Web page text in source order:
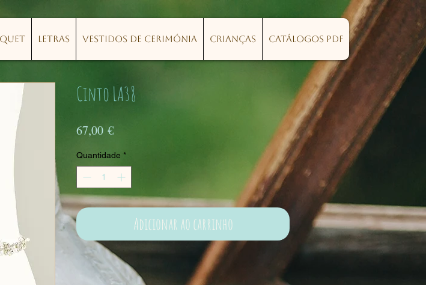
Letras Vestidos de Cerimónia Crianças Catálogos PDF
Cinto LA38
67,00 €Preço
Quantidade *
Adicionar ao carrinho